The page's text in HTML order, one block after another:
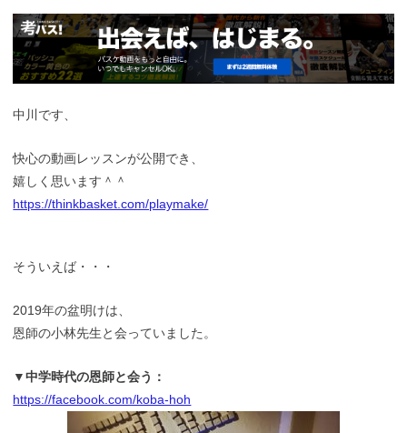
中川です、
快心の動画レッスンが公開でき、
嬉しく思います＾＾
https://thinkbasket.com/playmake/
そういえば・・・
2019年の盆明けは、
恩師の小林先生と会っていました。
▼中学時代の恩師と会う：
https://facebook.com/koba-hoh